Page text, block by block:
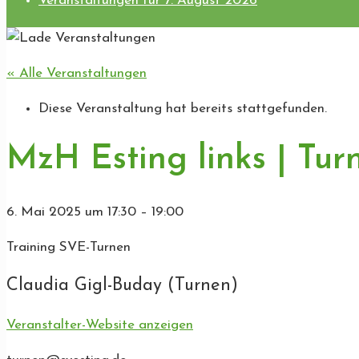
« Alle Veranstaltungen
Diese Veranstaltung hat bereits stattgefunden.
MzH Esting links |
6. Mai 2025 um 17:30 – 19:00
Training SVE-Turnen
Claudia Gigl-Buday (Turnen)
Veranstalter-Website anzeigen